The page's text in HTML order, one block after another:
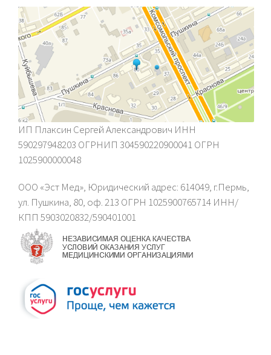
ИП Плаксин Сергей Александрович ИНН
590297948203 ОГРНИП 304590220900041 ОГРН
1025900000048
ООО «Эст Мед», Юридический адрес: 614049, г.Пермь,
ул. Пушкина, 80, оф. 213 ОГРН 1025900765714 ИНН/
КПП 5903020832/590401001